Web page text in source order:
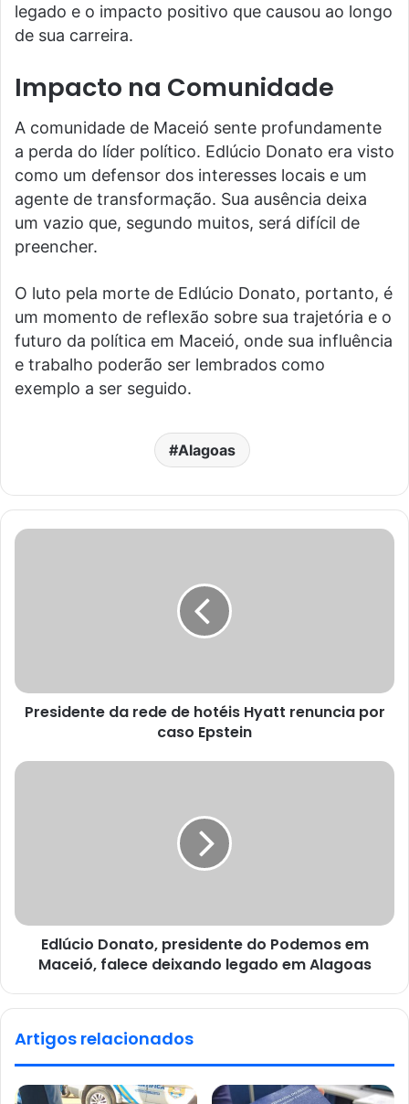
legado e o impacto positivo que causou ao longo
de sua carreira.
Impacto na Comunidade
A comunidade de Maceió sente profundamente
a perda do líder político. Edlúcio Donato era visto
como um defensor dos interesses locais e um
agente de transformação. Sua ausência deixa
um vazio que, segundo muitos, será difícil de
preencher.
O luto pela morte de Edlúcio Donato, portanto, é
um momento de reflexão sobre sua trajetória e o
futuro da política em Maceió, onde sua influência
e trabalho poderão ser lembrados como
exemplo a ser seguido.
Alagoas
Presidente da rede de hotéis Hyatt renuncia por
caso Epstein
Edlúcio Donato, presidente do Podemos em
Maceió, falece deixando legado em Alagoas
Artigos relacionados